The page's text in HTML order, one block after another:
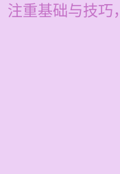
重基础与技巧